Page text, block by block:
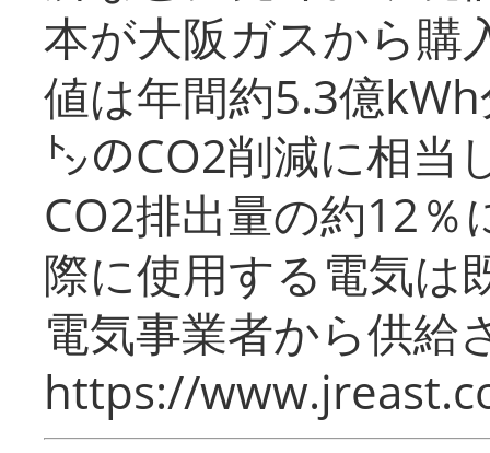
本が大阪ガスから購
値は年間約5.3億
㌧のCO2削減に相当
CO2排出量の約12％
際に使用する電気は
電気事業者から供給
https://